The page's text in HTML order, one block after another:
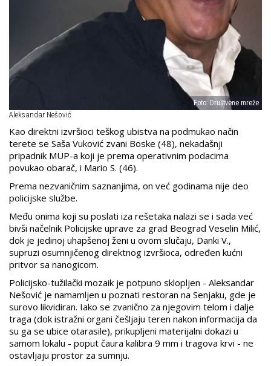
Foto: Društvene mreže
Aleksandar Nešović
Kao direktni izvršioci teškog ubistva na podmukao način
terete se Saša Vuković zvani Boske (48), nekadašnji
pripadnik MUP-a koji je prema operativnim podacima
povukao obarač, i Mario S. (46).
Prema nezvaničnim saznanjima, on već godinama nije deo
policijske službe.
Među onima koji su poslati iza rešetaka nalazi se i sada već
bivši načelnik Policijske uprave za grad Beograd Veselin Milić,
dok je jedinoj uhapšenoj ženi u ovom slučaju, Danki V.,
supruzi osumnjičenog direktnog izvršioca, određen kućni
pritvor sa nanogicom.
Policijsko-tužilački mozaik je potpuno sklopljen - Aleksandar
Nešović je namamljen u poznati restoran na Senjaku, gde je
surovo likvidiran. Iako se zvanično za njegovim telom i dalje
traga (dok istražni organi češljaju teren nakon informacija da
su ga se ubice otarasile), prikupljeni materijalni dokazi u
samom lokalu - poput čaura kalibra 9 mm i tragova krvi - ne
ostavljaju prostor za sumnju.